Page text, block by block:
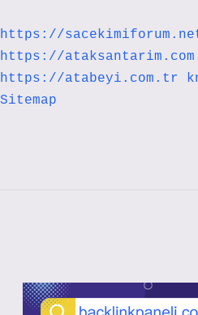
https://
https://
https://atabeyi.com.tr
Sitemap